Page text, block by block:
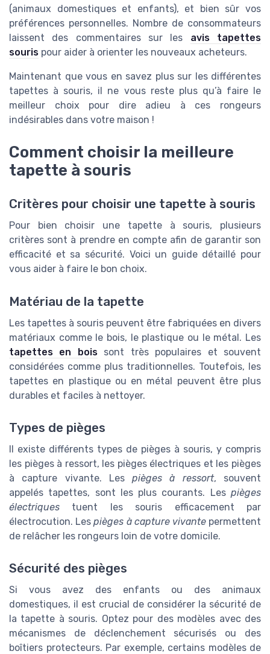
(animaux domestiques et enfants), et bien sûr vos
préférences personnelles. Nombre de consommateurs
laissent des commentaires sur les avis tapettes
souris pour aider à orienter les nouveaux acheteurs.
Maintenant que vous en savez plus sur les différentes
tapettes à souris, il ne vous reste plus qu’à faire le
meilleur choix pour dire adieu à ces rongeurs
indésirables dans votre maison !
Comment choisir la meilleure
tapette à souris
Critères pour choisir une tapette à souris
Pour bien choisir une tapette à souris, plusieurs
critères sont à prendre en compte afin de garantir son
efficacité et sa sécurité. Voici un guide détaillé pour
vous aider à faire le bon choix.
Matériau de la tapette
Les tapettes à souris peuvent être fabriquées en divers
matériaux comme le bois, le plastique ou le métal. Les
tapettes en boissont très populaires et souvent
considérées comme plus traditionnelles. Toutefois, les
tapettes en plastique ou en métal peuvent être plus
durables et faciles à nettoyer.
Types de pièges
Il existe différents types de pièges à souris, y compris
les pièges à ressort, les pièges électriques et les pièges
à capture vivante. Lespièges à ressort, souvent
appelés tapettes, sont les plus courants. Les pièges
électriques tuent les souris efficacement par
électrocution. Lespièges à capture vivantepermettent
de relâcher les rongeurs loin de votre domicile.
Sécurité des pièges
Si vous avez des enfants ou des animaux
domestiques, il est crucial de considérer la sécurité de
la tapette à souris. Optez pour des modèles avec des
mécanismes de déclenchement sécurisés ou des
boîtiers protecteurs. Par exemple, certains modèles de